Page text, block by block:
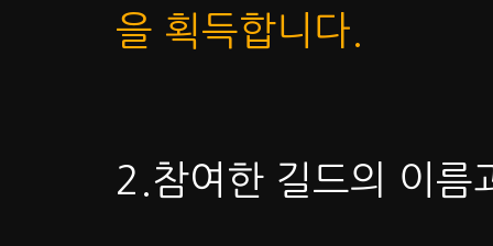
을 획득합니다.
2.참여한 길드의 이름